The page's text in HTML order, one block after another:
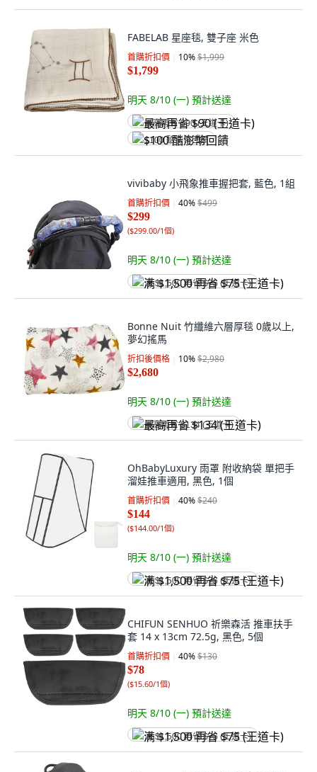
FABELAB 星座毯, 雙子座 米色
首購折扣價 10%$1,999
$1,799
明天 8/10 (一) 預計送達
最高再省 $90 (王道卡)
$100 酷澎幣回饋
vivibaby 小飛象推車握把套, 藍色, 1組
首購折扣價 40%$499
$299
($299.00/1個)
明天 8/10 (一) 預計送達
满 $1,500 再省 $75 (王道卡)
Bonne Nuit 竹纖維六層厚毯 0歲以上,
夢幻搖馬
折扣後價格 10%$2,980
$2,680
明天 8/10 (一) 預計送達
最高再省 $134 (王道卡)
OhBabyLuxury 雨罩 附收納袋 單把手
溜娃推車適用, 黑色, 1個
首購折扣價 40%$240
$144
($144.00/1個)
明天 8/10 (一) 預計送達
满 $1,500 再省 $75 (王道卡)
CHIFUN SENHUO 祈樂森活 推車扶手
套 14 x 13cm 72.5g, 黑色, 5個
首購折扣價 40%$130
$78
($15.60/1個)
明天 8/10 (一) 預計送達
满 $1,500 再省 $75 (王道卡)